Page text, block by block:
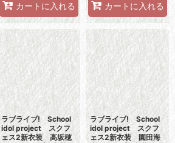
カートに入れる カートに入れる
ラブライブ! School
idol project スクフ
ェス2新衣装 高坂穂
ラブライブ! School
idol project スクフ
ェス2新衣装 園田海